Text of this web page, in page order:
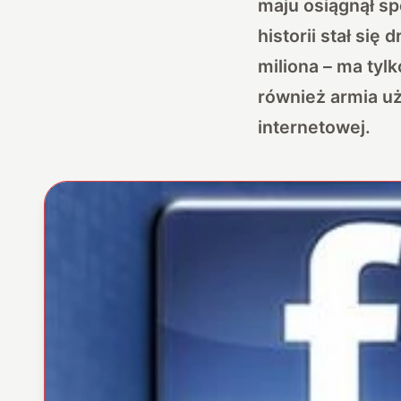
maju osiągnął
historii stał się
miliona – ma
również armia
internetowej.